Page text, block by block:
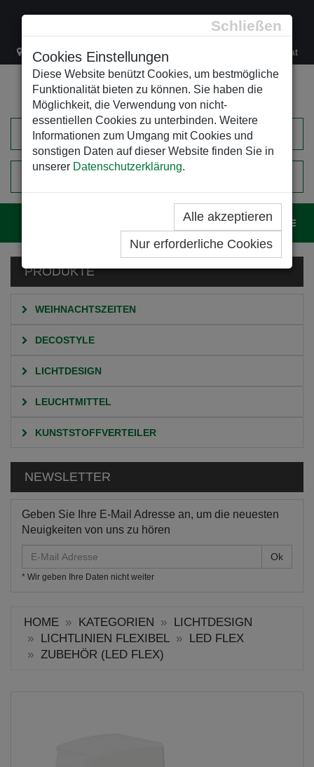
Schließen
Cookies Einstellungen
Diese Website benützt Cookies, um bestmögliche
Funktionalität bieten zu können. Sie haben die
Möglichkeit, die Verwendung von nicht-
essentiellen Cookies zu unterbinden. Weitere
Informationen zum Umgang mit Cookies und
sonstigen Daten auf dieser Website finden Sie in
unserer Datenschutzerklärung.
Alle akzeptieren
Nur erforderliche Cookies
Lacknergasse 78 +43/1/470 37 00 office@leso.at
EINKAUFSWAGEN
PRODUKTE
WEIHNACHTSZEITEN
DECOSTYLE
LICHTDESIGN
LEUCHTMITTEL
KUNSTSTOFFVERTEILER
NEWSLETTER
Geben Sie Ihre E-Mail Adresse an, um die neuesten
Neuigkeiten von uns zu hören
Mail
Adresse
* Wir geben Ihre Daten nicht weiter
HOME KATEGORIEN
LICHTDESIGN
LICHTLINIEN FLEXIBEL
LED FLEX
ZUBEHÖR (LED FLEX)